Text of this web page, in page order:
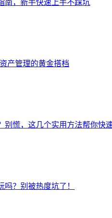
南，新手快速上手不踩坑
产管理的黄金搭档
别慌，这几个实用方法帮你快
吗？别被热度坑了！